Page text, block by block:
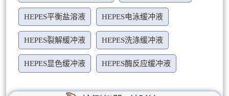
HEPES平衡盐溶液 HEPES电泳缓冲液
HEPES裂解缓冲液 HEPES洗涤缓冲液
HEPES显色缓冲液 HEPES酶反应缓冲液